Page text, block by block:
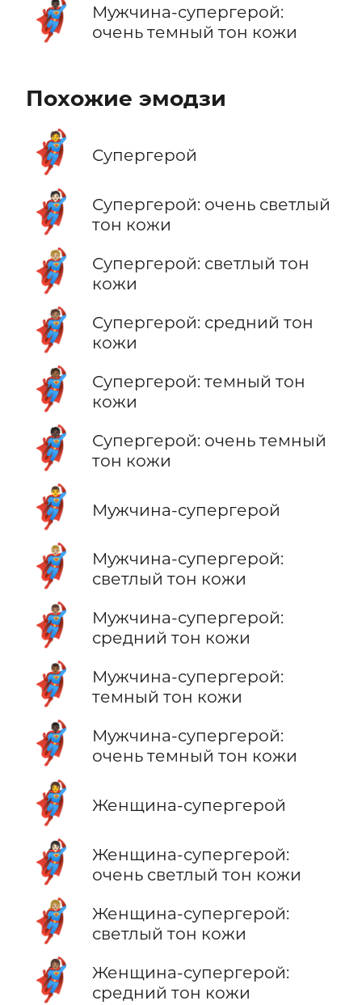
🦸🏿‍♂️
Мужчина-супергерой:
очень темный тон кожи
Похожие эмодзи
🦸 Супергерой
🦸🏻
Супергерой: очень светлый
тон кожи
🦸🏼
Супергерой: светлый тон
кожи
🦸🏽
Супергерой: средний тон
кожи
🦸🏾
Супергерой: темный тон
кожи
🦸🏿
Супергерой: очень темный
тон кожи
🦸‍♂️ Мужчина-супергерой
🦸🏼‍♂️
Мужчина-супергерой:
светлый тон кожи
🦸🏽‍♂️
Мужчина-супергерой:
средний тон кожи
🦸🏾‍♂️
Мужчина-супергерой:
темный тон кожи
🦸🏿‍♂️
Мужчина-супергерой:
очень темный тон кожи
🦸‍♀️ Женщина-супергерой
🦸🏻‍♀️
Женщина-супергерой:
очень светлый тон кожи
🦸🏼‍♀️
Женщина-супергерой:
светлый тон кожи
🦸🏽‍♀️
Женщина-супергерой:
средний тон кожи